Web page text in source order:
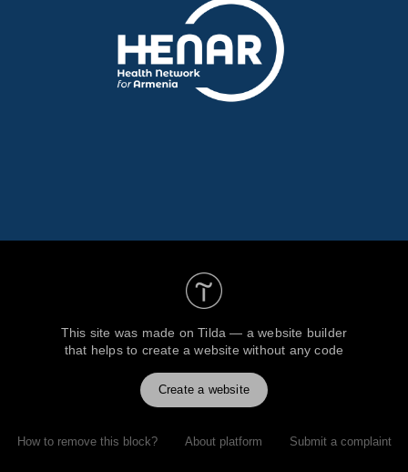
This site was made onTilda — a website builder
that helps to create a website without any code
Create a website
How to remove this block? About platform Submit a complaint